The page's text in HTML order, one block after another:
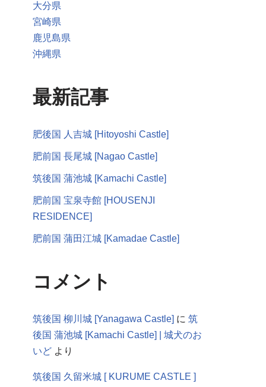
大分県
宮崎県
鹿児島県
沖縄県
最新記事
肥後国 人吉城 [Hitoyoshi Castle]
肥前国 長尾城 [Nagao Castle]
筑後国 蒲池城 [Kamachi Castle]
肥前国 宝泉寺館 [HOUSENJI
RESIDENCE]
肥前国 蒲田江城 [Kamadae Castle]
コメント
筑後国 柳川城 [Yanagawa Castle] に 筑
後国 蒲池城 [Kamachi Castle] | 城犬のお
いど より
筑後国 久留米城 [ KURUME CASTLE ]